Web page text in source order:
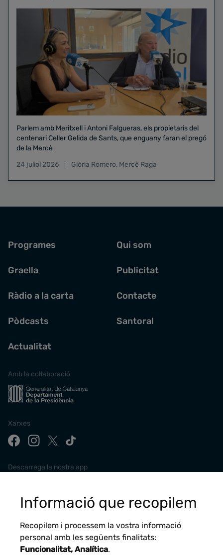
Parlem amb Meritxell i Antoni Falgueras, els propietaris del
centenari Celler Gelida de Sants, que enguany faran el pregó
de la Mercè
24 juliol 2026
Glòria Romero, Mercè Raga
Programes
Graella
Ràdio a la carta
Pòdcasts
Actualitat
Qui som
Publicitat
Contacte
Santoral
Amb la col·laboració
Xarxes
Descarrega la nostra app
Informació que recopilem
Recopilem i processem la vostra informació
personal amb les següents finalitats:
Funcionalitat, Analítica.